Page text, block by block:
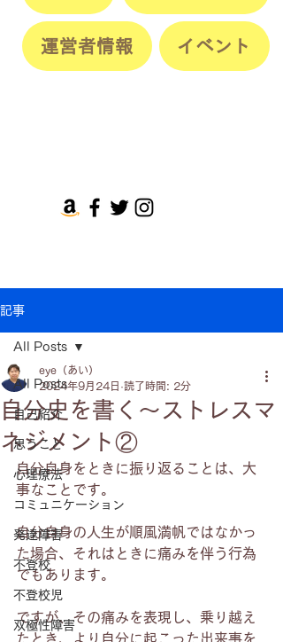
運営者情報 イベント
記事
All Posts
自己紹介
思うこと
心理療法
コミュニケーション
発達障害
不登校
不登校児
双極性障害
All Posts
自分史を書く～ストレスマ
ネジメント②
eye（あい）
2024年9月24日 読了時間: 2分
自分自身をときに振り返ることは、大
事なことです。
自分自身の人生が順風満帆ではなかっ
た場合、それはときに痛みを伴う行為
でもあります。
ですが、その痛みを表現し、乗り越え
たとき、より自分に起こった出来事を